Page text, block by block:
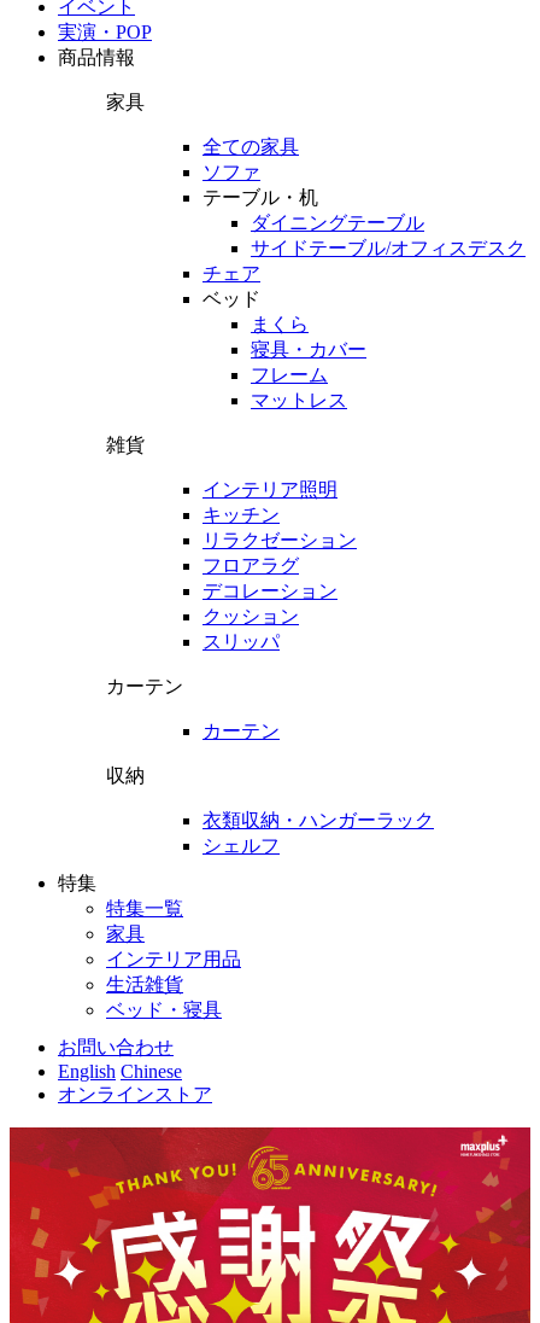
イベント
実演・POP
商品情報
家具
全ての家具
ソファ
テーブル・机
ダイニングテーブル
サイドテーブル/オフィスデスク
チェア
ベッド
まくら
寝具・カバー
フレーム
マットレス
雑貨
インテリア照明
キッチン
リラクゼーション
フロアラグ
デコレーション
クッション
スリッパ
カーテン
カーテン
収納
衣類収納・ハンガーラック
シェルフ
特集
特集一覧
家具
インテリア用品
生活雑貨
ベッド・寝具
お問い合わせ
English Chinese
オンラインストア